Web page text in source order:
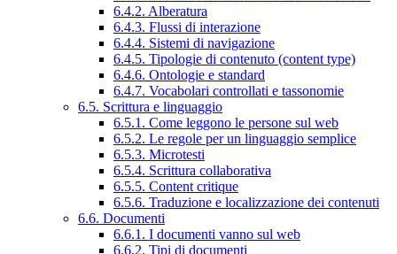
6.4.2. Alberatura
6.4.3. Flussi di interazione
6.4.4. Sistemi di navigazione
6.4.5. Tipologie di contenuto (content type)
6.4.6. Ontologie e standard
6.4.7. Vocabolari controllati e tassonomie
6.5. Scrittura e linguaggio
6.5.1. Come leggono le persone sul web
6.5.2. Le regole per un linguaggio semplice
6.5.3. Microtesti
6.5.4. Scrittura collaborativa
6.5.5. Content critique
6.5.6. Traduzione e localizzazione dei contenuti
6.6. Documenti
6.6.1. I documenti vanno sul web
6.6.2. Tipi di documenti